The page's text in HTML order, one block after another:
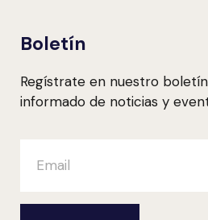
Boletín
Regístrate en nuestro
informado de noticias y